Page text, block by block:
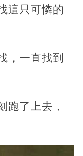
這只可憐的
，一直找到
跑了上去，